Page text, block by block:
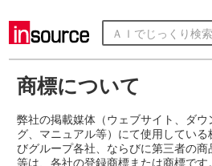
商標について
弊社の掲載媒体（ウェブサイト、ダウ
グ、マニュアル等）にて使用している
びグループ各社、ならびに第三者の
等は、各社の登録商標または商標です